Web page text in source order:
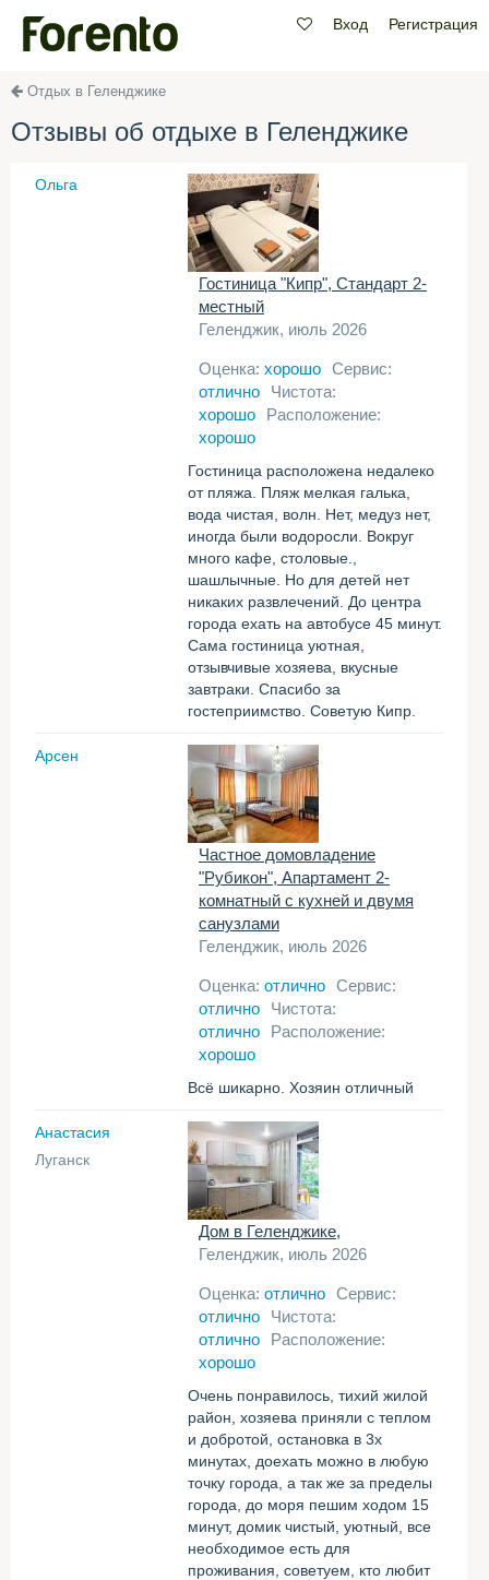
Вход Регистрация
Отдых в Геленджике
Отзывы об отдыхе в Геленджике
Ольга
Гостиница "Кипр", Стандарт 2-
местный
Геленджик, июль 2026
Оценка: хорошо Сервис:
отлично
Чистота:
хорошо
Расположение:
хорошо
Гостиница расположена недалеко
от пляжа. Пляж мелкая галька,
вода чистая, волн. Нет, медуз нет,
иногда были водоросли. Вокруг
много кафе, столовые.,
шашлычные. Но для детей нет
никаких развлечений. До центра
города ехать на автобусе 45 минут.
Сама гостиница уютная,
отзывчивые хозяева, вкусные
завтраки. Спасибо за
гостеприимство. Советую Кипр.
Арсен
Частное домовладение
"Рубикон", Апартамент 2-
комнатный с кухней и двумя
санузлами
Геленджик, июль 2026
Оценка: отлично Сервис:
отлично
Чистота:
отлично
Расположение:
хорошо
Всё шикарно. Хозяин отличный
Анастасия
Луганск
Дом в Геленджике,
Геленджик, июль 2026
Оценка: отлично Сервис:
отлично
Чистота:
отлично
Расположение:
хорошо
Очень понравилось, тихий жилой
район, хозяева приняли с теплом
и добротой, остановка в 3х
минутах, доехать можно в любую
точку города, а так же за пределы
города, до моря пешим ходом 15
минут, домик чистый, уютный, все
необходимое есть для
проживания, советуем, кто любит